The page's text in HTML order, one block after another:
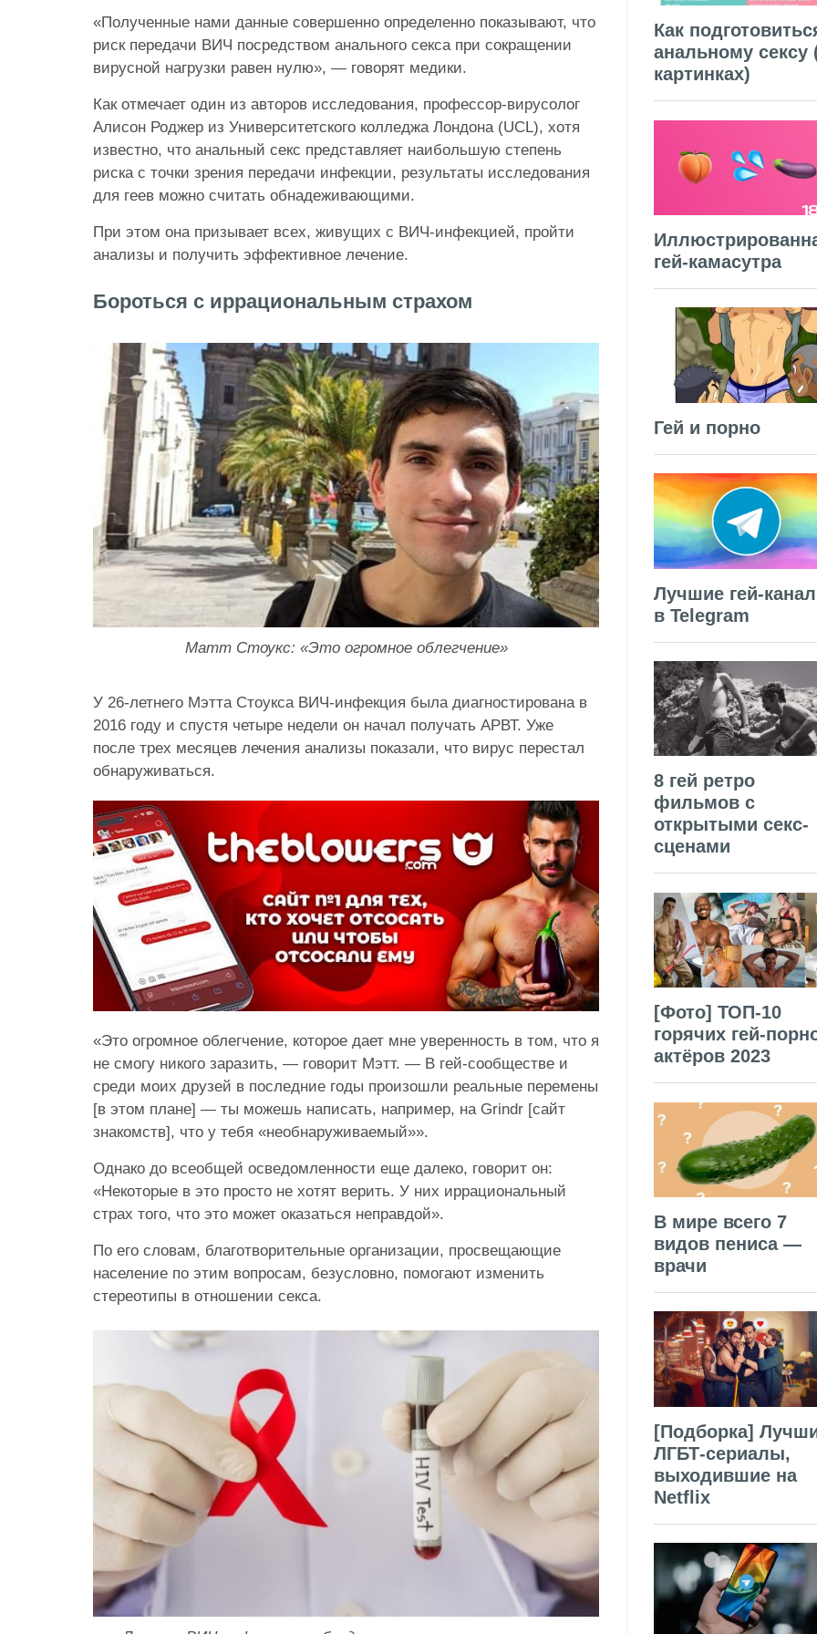
«Полученные нами данные совершенно определенно показывают, что
риск передачи ВИЧ посредством анального секса при сокращении
вирусной нагрузки равен нулю», — говорят медики.
Как отмечает один из авторов исследования, профессор-вирусолог
Алисон Роджер из Университетского колледжа Лондона (UCL), хотя
известно, что анальный секс представляет наибольшую степень
риска с точки зрения передачи инфекции, результаты исследования
для геев можно считать обнадеживающими.
При этом она призывает всех, живущих с ВИЧ-инфекцией, пройти
анализы и получить эффективное лечение.
Бороться с иррациональным страхом
Матт Стоукс: «Это огромное облегчение»
У 26-летнего Мэтта Стоукса ВИЧ-инфекция была диагностирована в
2016 году и спустя четыре недели он начал получать АРВТ. Уже
после трех месяцев лечения анализы показали, что вирус перестал
обнаруживаться.
«Это огромное облегчение, которое дает мне уверенность в том, что я
не смогу никого заразить, — говорит Мэтт. — В гей-сообществе и
среди моих друзей в последние годы произошли реальные перемены
[в этом плане] — ты можешь написать, например, на Grindr [сайт
знакомств], что у тебя «необнаруживаемый»».
Однако до всеобщей осведомленности еще далеко, говорит он:
«Некоторые в это просто не хотят верить. У них иррациональный
страх того, что это может оказаться неправдой».
По его словам, благотворительные организации, просвещающие
население по этим вопросам, безусловно, помогают изменить
стереотипы в отношении секса.
Как
анальному сексу
картинках)
гей-камасутра
Гей и порно
Лучшие гей-
в Telegram
8 гей ретро
фильмов с
открытыми секс-
сценами
[Фото] ТОП-10
горячих гей-
актёров 2023
В мире всего 7
видов пениса —
врачи
[Подборка]
ЛГБТ-сериалы,
выходившие на
Netflix